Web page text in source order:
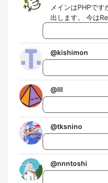
メインはPHPで
出します。 今は
@kishimon
@lll
@tksnino
@nnntoshi